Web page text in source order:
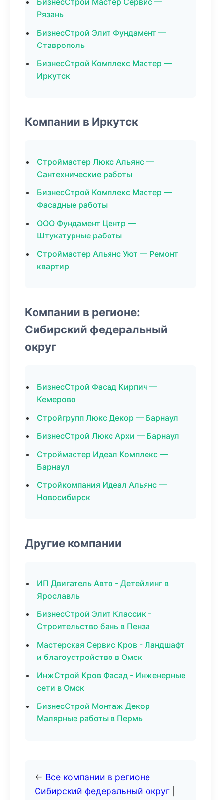
БизнесСтрой Мастер Сервис —
Рязань
БизнесСтрой Элит Фундамент —
Ставрополь
БизнесСтрой Комплекс Мастер —
Иркутск
Компании в Иркутск
Строймастер Люкс Альянс —
Сантехнические работы
БизнесСтрой Комплекс Мастер —
Фасадные работы
ООО Фундамент Центр —
Штукатурные работы
Строймастер Альянс Уют — Ремонт
квартир
Компании в регионе:
Сибирский федеральный
округ
БизнесСтрой Фасад Кирпич —
Кемерово
Стройгрупп Люкс Декор — Барнаул
БизнесСтрой Люкс Архи — Барнаул
Строймастер Идеал Комплекс —
Барнаул
Стройкомпания Идеал Альянс —
Новосибирск
Другие компании
ИП Двигатель Авто - Детейлинг в
Ярославль
БизнесСтрой Элит Классик -
Строительство бань в Пенза
Мастерская Сервис Кров - Ландшафт
и благоустройство в Омск
ИнжСтрой Кров Фасад - Инженерные
сети в Омск
БизнесСтрой Монтаж Декор -
Малярные работы в Пермь
← Все компании в регионе
Сибирский федеральный округ